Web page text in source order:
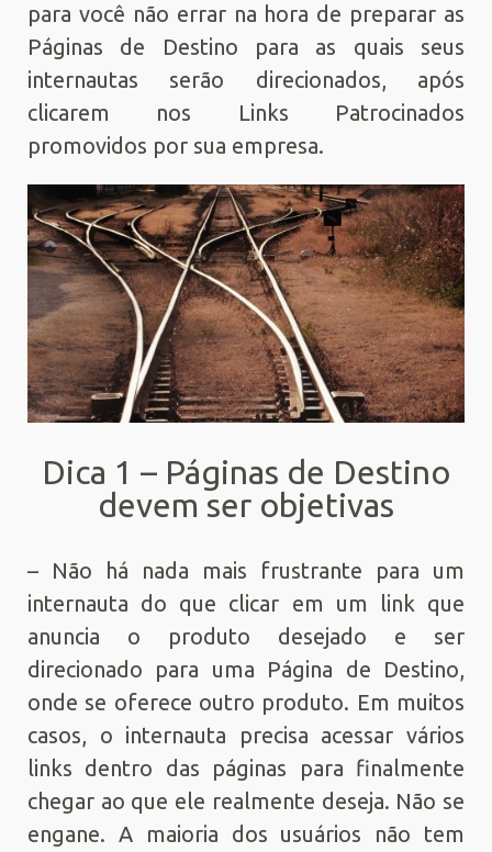
para você não errar na hora de preparar as
Páginas de Destino para as quais seus
internautas serão direcionados, após
clicarem nos Links Patrocinados
promovidos por sua empresa.
Dica 1 – Páginas de Destino
devem ser objetivas
– Não há nada mais frustrante para um
internauta do que clicar em um link que
anuncia o produto desejado e ser
direcionado para uma Página de Destino,
onde se oferece outro produto. Em muitos
casos, o internauta precisa acessar vários
links dentro das páginas para finalmente
chegar ao que ele realmente deseja. Não se
engane. A maioria dos usuários não tem